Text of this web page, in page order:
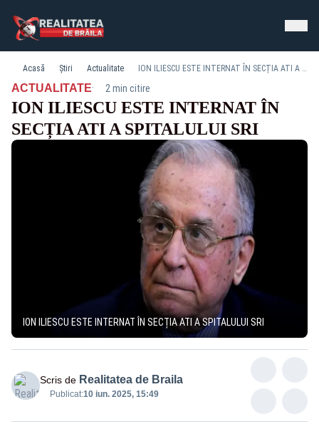
Acasă Știri Actualitate ION ILIESCU ESTE INTERNAT ÎN SECȚIA ATI A SPITALULUI SRI
ACTUALITATE· 2 min citire
ION ILIESCU ESTE INTERNAT ÎN
SECȚIA ATI A SPITALULUI SRI
ION ILIESCU ESTE INTERNAT ÎN SECȚIA ATI A SPITALULUI SRI
Scris de Realitatea de Braila
Publicat:10 iun. 2025, 15:49